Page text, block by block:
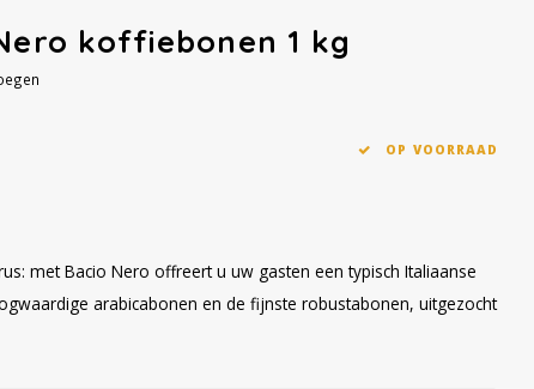
koffiebonen 1 kg
OP VOORRAAD
met Bacio Nero offreert u uw gasten een typisch Italiaanse
arabicabonen en de fijnste robustabonen, uitgezocht